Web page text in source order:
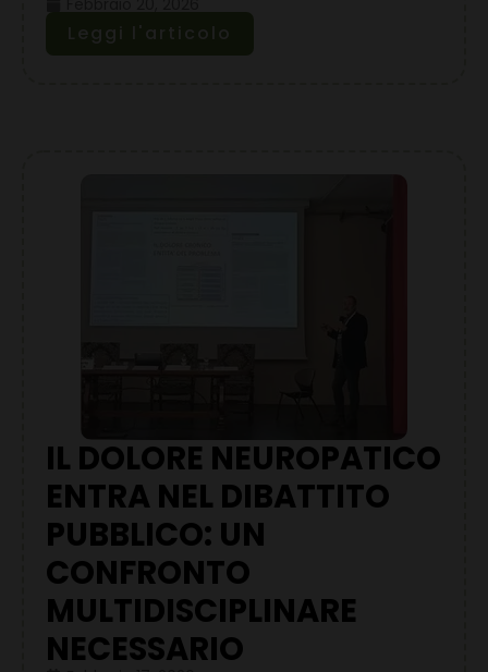
Leggi l'articolo
IL DOLORE NEUROPATICO
ENTRA NEL DIBATTITO
PUBBLICO: UN
CONFRONTO
MULTIDISCIPLINARE
NECESSARIO